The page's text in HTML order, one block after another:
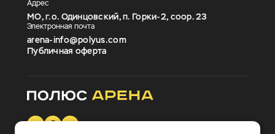
Адрес
МО, г.о. Одинцовский, п. Горки-2, соор. 23
Электронная почта
arena-info@polyus.com
Публичная оферта